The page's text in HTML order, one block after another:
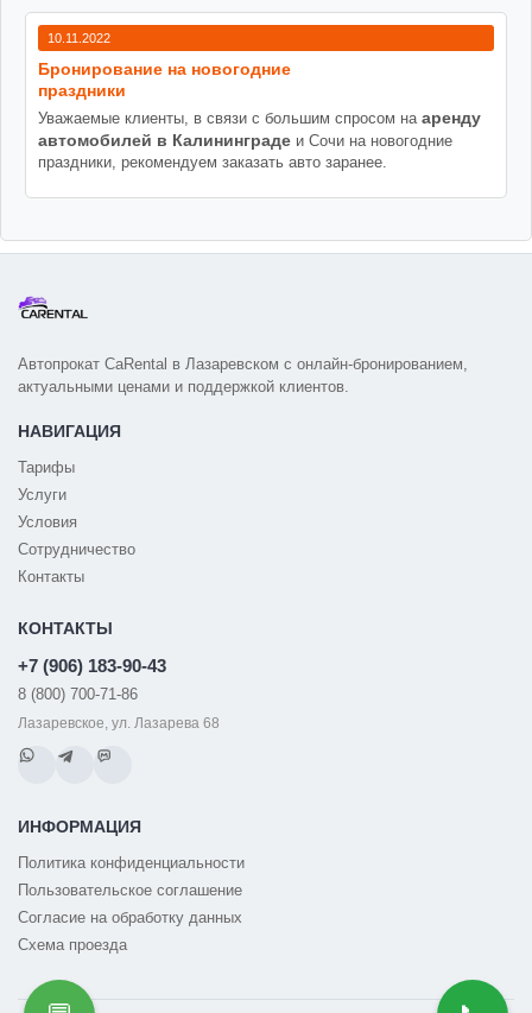
10.11.2022
Бронирование на новогодние
праздники
Уважаемые клиенты, в связи с большим спросом на аренду
автомобилей в Калининграде и Сочи на новогодние
праздники, рекомендуем заказать авто заранее.
Автопрокат CaRental в Лазаревском с онлайн-бронированием,
актуальными ценами и поддержкой клиентов.
НАВИГАЦИЯ
Тарифы
Услуги
Условия
Сотрудничество
Контакты
КОНТАКТЫ
+7 (906) 183-90-43
8 (800) 700-71-86
Лазаревское, ул. Лазарева 68
ИНФОРМАЦИЯ
Политика конфиденциальности
Пользовательское соглашение
Согласие на обработку данных
Схема проезда